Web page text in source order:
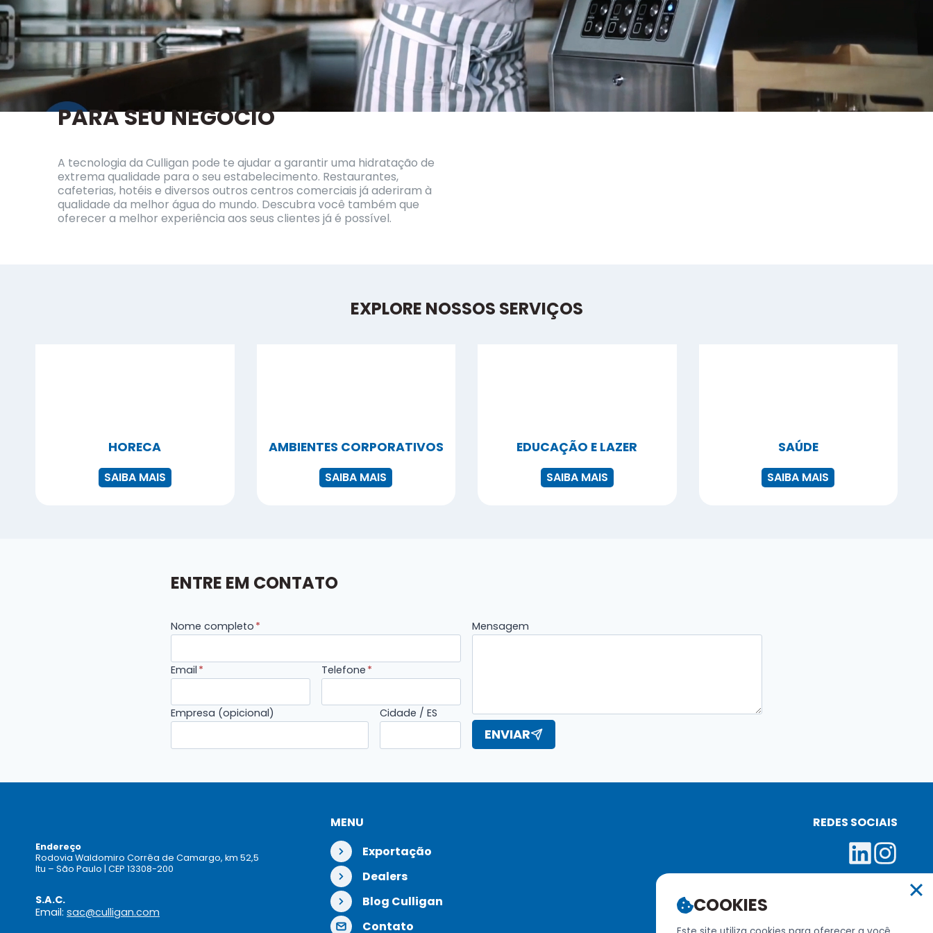
PARA SEU NEGÓCIO
A tecnologia da Culligan pode te ajudar a garantir uma hidratação de
extrema qualidade para o seu estabelecimento. Restaurantes,
cafeterias, hotéis e diversos outros centros comerciais já aderiram à
qualidade da melhor água do mundo. Descubra você também que
oferecer a melhor experiência aos seus clientes já é possível.
EXPLORE NOSSOS SERVIÇOS
HORECA
SAIBA MAIS
AMBIENTES CORPORATIVOS
SAIBA MAIS
EDUCAÇÃO E LAZER
SAIBA MAIS
SAÚDE
SAIBA MAIS
ENTRE EM CONTATO
Nome completo *
Email * Telefone *
Empresa (opicional) Cidade / ES
Mensagem
ENVIAR
Endereço
Rodovia Waldomiro Corrêa de Camargo, km 52,5
Itu – São Paulo | CEP 13308-200
S.A.C.
Email: sac@culligan.com
MENU
Exportação
Dealers
Blog Culligan
Contato
REDES SOCIAIS
COOKIES